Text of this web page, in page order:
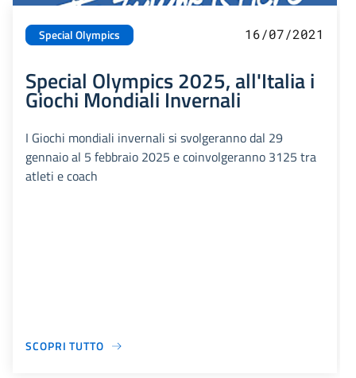
Special Olympics 16/07/2021
Special Olympics 2025, all'Italia i
Giochi Mondiali Invernali
I Giochi mondiali invernali si svolgeranno dal 29
gennaio al 5 febbraio 2025 e coinvolgeranno 3125 tra
atleti e coach
SCOPRI TUTTO